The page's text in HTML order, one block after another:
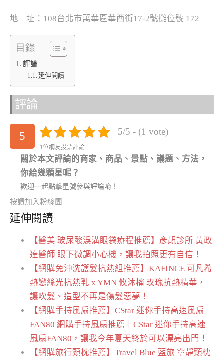
地 址：108台北市萬華區華西街17-2號攤位號 172
目錄
評論
延伸閱讀
評論
5 5/5 - (1 vote)
1位網友投票評論
關於本文評論的商家、商品、景點、議題、方法，
你給幾顆星呢？
歡迎一起點擊星號參與評論唷！
按讚加入粉絲團
延伸閱讀
【醫美 玻尿酸淚溝眼袋療程推薦】彥靚診所 黃政
達醫師 眼下微調小心機，讓我拍照更有自信！
【網購免沖洗護髮抗熱組推薦】KAFINCE 可凡希
熱戀絲光抗熱乳 x YMN 攸沐橣 玫瑰抗熱精華，
讓吹髮、造型不再是傷髮惡夢！
【網購手持風扇推薦】CStar 迷你手持高速風扇
FAN80 網購手持風扇推薦｜CStar 迷你手持高速
風扇FAN80，讓我今年夏天終於可以漂亮出門！
【網購旅行頸枕推薦】Travel Blue 藍旅 寧靜頸枕